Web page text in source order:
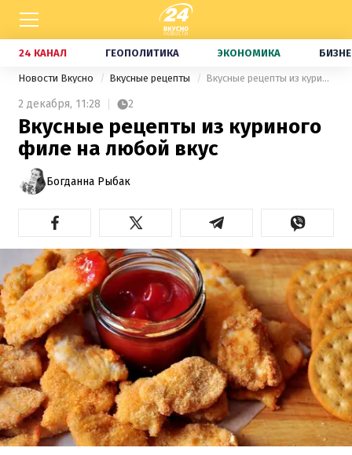
24 КАНАЛ ГЕОПОЛИТИКА ЭКОНОМИКА
Новости Вкусно Вкусные рецепты Вкусные рецепты из куриного филе на любой вкус
2 декабря, 11:28 2
Вкусные рецепты из куриного
филе на любой вкус
Богданна Рыбак